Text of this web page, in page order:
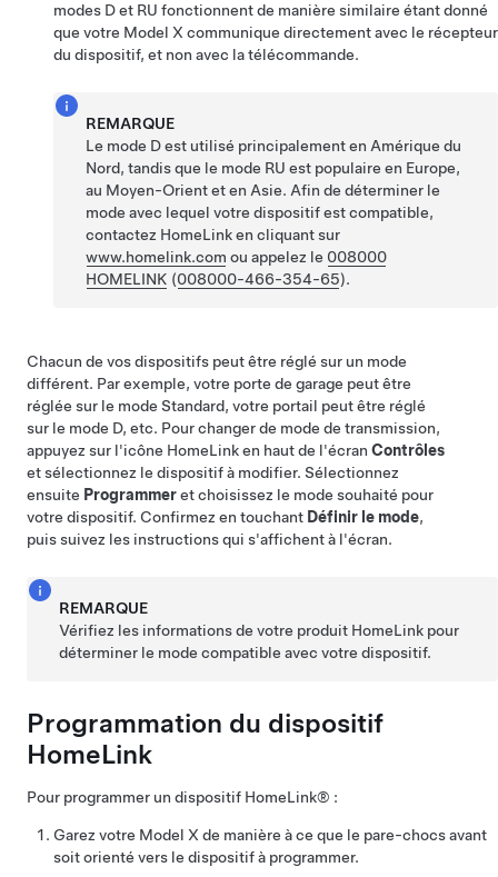
modes D et RU fonctionnent de manière similaire étant donné
que votre Model X communique directement avec le récepteur
du dispositif, et non avec la télécommande.
REMARQUE
Le mode D est utilisé principalement en Amérique du
Nord, tandis que le mode RU est populaire en Europe,
au Moyen-Orient et en Asie. Afin de déterminer le
mode avec lequel votre dispositif est compatible,
contactez HomeLink en cliquant sur
www.homelink.com ou appelez le 008000
HOMELINK (008000-466-354-65).
Chacun de vos dispositifs peut être réglé sur un mode
différent. Par exemple, votre porte de garage peut être
réglée sur le mode Standard, votre portail peut être réglé
sur le mode D, etc. Pour changer de mode de transmission,
appuyez sur l'icône HomeLink en haut de l'écran Contrôles
et sélectionnez le dispositif à modifier. Sélectionnez
ensuite Programmeret choisissez le mode souhaité pour
votre dispositif. Confirmez en touchant Définir le mode,
puis suivez les instructions qui s'affichent à l'écran.
REMARQUE
Vérifiez les informations de votre produit HomeLink pour
déterminer le mode compatible avec votre dispositif.
Programmation du dispositif
HomeLink
Pour programmer un dispositif HomeLink® :
Garez votre Model X de manière à ce que le pare-chocs avant
soit orienté vers le dispositif à programmer.